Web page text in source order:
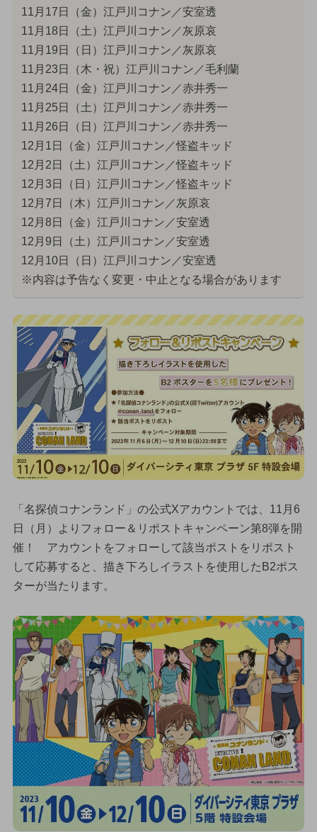
11月17日（金）江戸川コナン／安室透
11月18日（土）江戸川コナン／灰原哀
11月19日（日）江戸川コナン／灰原哀
11月23日（木・祝）江戸川コナン／毛利蘭
11月24日（金）江戸川コナン／赤井秀一
11月25日（土）江戸川コナン／赤井秀一
11月26日（日）江戸川コナン／赤井秀一
12月1日（金）江戸川コナン／怪盗キッド
12月2日（土）江戸川コナン／怪盗キッド
12月3日（日）江戸川コナン／怪盗キッド
12月7日（木）江戸川コナン／灰原哀
12月8日（金）江戸川コナン／安室透
12月9日（土）江戸川コナン／安室透
12月10日（日）江戸川コナン／安室透
※内容は予告なく変更・中止となる場合があります
「名探偵コナンランド」の公式Xアカウントでは、11月6
日（月）よりフォロー＆リポストキャンペーン第8弾を開
催！ アカウントをフォローして該当ポストをリポスト
して応募すると、描き下ろしイラストを使用したB2ポス
ターが当たります。